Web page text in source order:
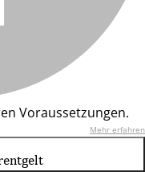
Voraussetzungen.
Mehr erfahren